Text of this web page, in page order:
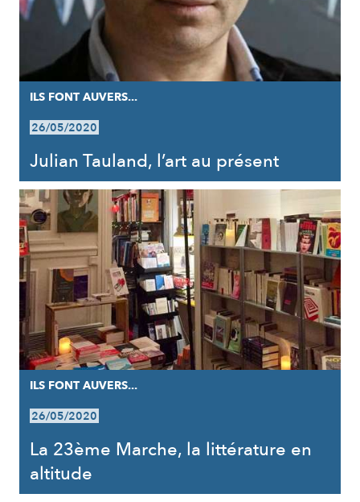
ILS FONT AUVERS...
26/05/2020
Julian Tauland, l’art au présent
ILS FONT AUVERS...
26/05/2020
La 23ème Marche, la littérature en
altitude